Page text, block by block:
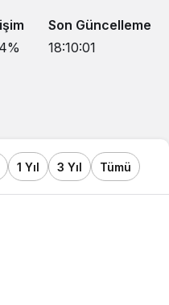
%
Son Güncelleme
18:10:01
1 Yıl 3 Yıl Tümü